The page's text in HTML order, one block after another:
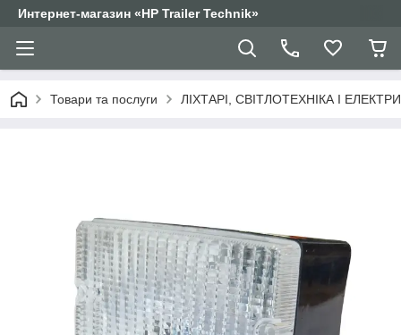
Интернет-магазин «HP Trailer Technik»
Товари та послуги ЛІХТАРІ, СВІТЛОТЕХНІКА І